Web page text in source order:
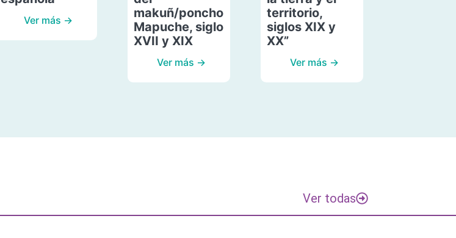
Ver más →
makuñ/poncho
Mapuche, siglo
XVII y XIX
Ver más →
territorio,
siglos XIX y
XX”
Ver más →
Ver todas